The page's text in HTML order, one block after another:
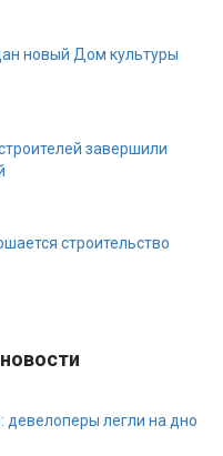
новый Дом культуры
завершили
строительство
девелоперы легли на дно